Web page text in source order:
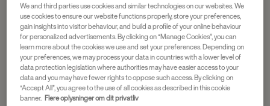
We and third parties use cookies and similar technologies on our websites. We
use cookies to ensure our website functions properly, store your preferences,
gain insights into visitor behaviour, and build a profile of your online behaviour
for personalized advertisements. By clicking on “Manage Cookies”, you can
learn more about the cookies we use and set your preferences. Depending on
your preferences, we may process your data in countries with a lower level of
data protection legislation where authorities may have easier access to your
data and you may have fewer rights to oppose such access. By clicking on
“Accept All”, you agree to the use of all cookies as described in this cookie
banner. Flere oplysninger om dit privatliv